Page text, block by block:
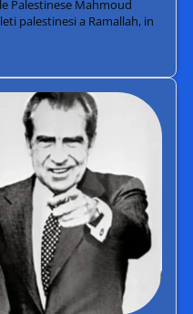
Palestinese Mahmoud
palestinesi a Ramallah, in